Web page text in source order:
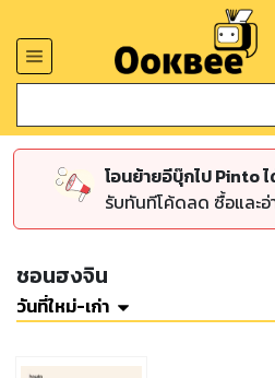
โอนย้ายอีบุ๊กไป Pinto
รับทันทีโค้ดลด ซื้อและ
ชอนฮงจิน
วันที่ใหม่-เก่า